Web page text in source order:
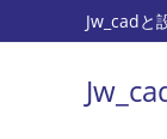
ン
Jw_cadと